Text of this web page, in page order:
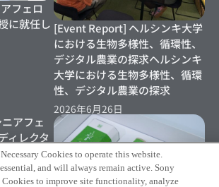
フェロ
に就任し [Event Report] ヘルシンキ大学
における生物多様性、循環性、
デジタル農業の探求ヘルシンキ
大学における生物多様性、循環
性、デジタル農業の探求
2026年6月26日
アフェ
ィレクタ
DIS
した
Cookies to operate this website.
and will always remain active. Sony
Cookies to improve site functionality, analyze